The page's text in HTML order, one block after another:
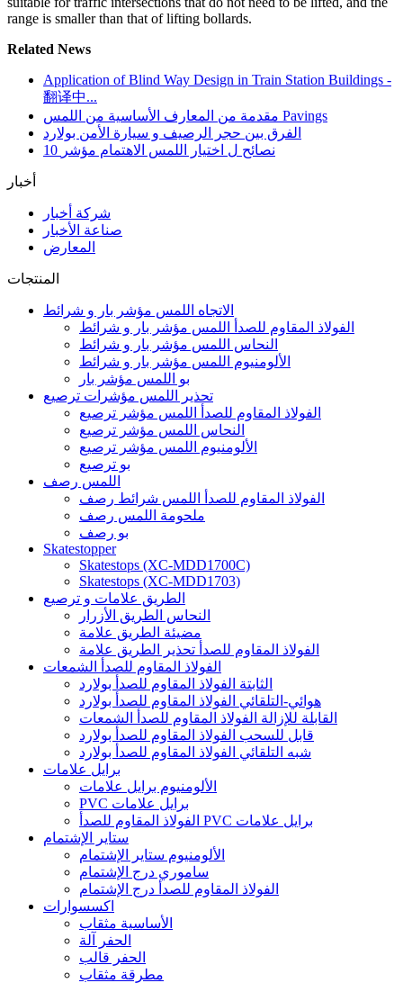
range is smaller than that of lifting bollards.
Related News
Application of Blind Way Design in Train Station Buildings -
翻译中...
مقدمة من المعارف الأساسية من اللمس Pavings
الفرق بين حجر الرصيف و سيارة الأمن بولارد
10 نصائح ل اختيار اللمس الاهتمام مؤشر
أخبار
شركة أخبار
صناعة الأخبار
المعارض
المنتجات
الاتجاه اللمس مؤشر بار و شرائط
الفولاذ المقاوم للصدأ اللمس مؤشر بار و شرائط
النحاس اللمس مؤشر بار و شرائط
الألومنيوم اللمس مؤشر بار و شرائط
بو اللمس مؤشر بار
تحذير اللمس مؤشرات ترصيع
الفولاذ المقاوم للصدأ اللمس مؤشر ترصيع
النحاس اللمس مؤشر ترصيع
الألومنيوم اللمس مؤشر ترصيع
بو ترصيع
اللمس رصف
الفولاذ المقاوم للصدأ اللمس شرائط رصف
ملحومة اللمس رصف
بو رصف
Skatestopper
Skatestops (XC-MDD1700C)
Skatestops (XC-MDD1703)
الطريق علامات و ترصيع
النحاس الطريق الأزرار
مضيئة الطريق علامة
الفولاذ المقاوم للصدأ تحذير الطريق علامة
الفولاذ المقاوم للصدأ الشمعات
الثابتة الفولاذ المقاوم للصدأ بولارد
هوائي-التلقائي الفولاذ المقاوم للصدأ بولارد
القابلة للإزالة الفولاذ المقاوم للصدأ الشمعات
قابل للسحب الفولاذ المقاوم للصدأ بولارد
شبه التلقائي الفولاذ المقاوم للصدأ بولارد
برايل علامات
الألومنيوم برايل علامات
PVC برايل علامات
الفولاذ المقاوم للصدأ PVC برايل علامات
ستاير الإشتمام
الألومنيوم ستاير الإشتمام
ساموري درج الإشتمام
الفولاذ المقاوم للصدأ درج الإشتمام
اكسسوارات
الأساسية مثقاب
الحفر آلة
الحفر قالب
مطرقة مثقاب